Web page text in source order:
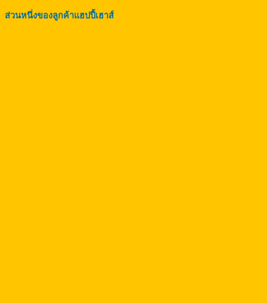
ส่วนหนึ่งของลูกค้าแฮปปี้เฮาส์